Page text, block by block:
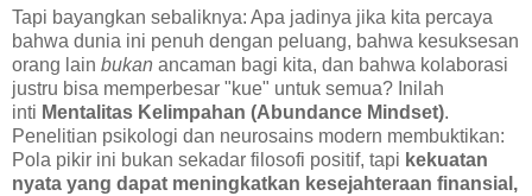
Tapi bayangkan sebaliknya: Apa jadinya jika kita percaya
bahwa dunia ini penuh dengan peluang, bahwa kesuksesan
orang lain bukan ancaman bagi kita, dan bahwa kolaborasi
justru bisa memperbesar "kue" untuk semua? Inilah
inti Mentalitas Kelimpahan (Abundance Mindset).
Penelitian psikologi dan neurosains modern membuktikan:
Pola pikir ini bukan sekadar filosofi positif, tapi kekuatan
nyata yang dapat meningkatkan kesejahteraan finansial,